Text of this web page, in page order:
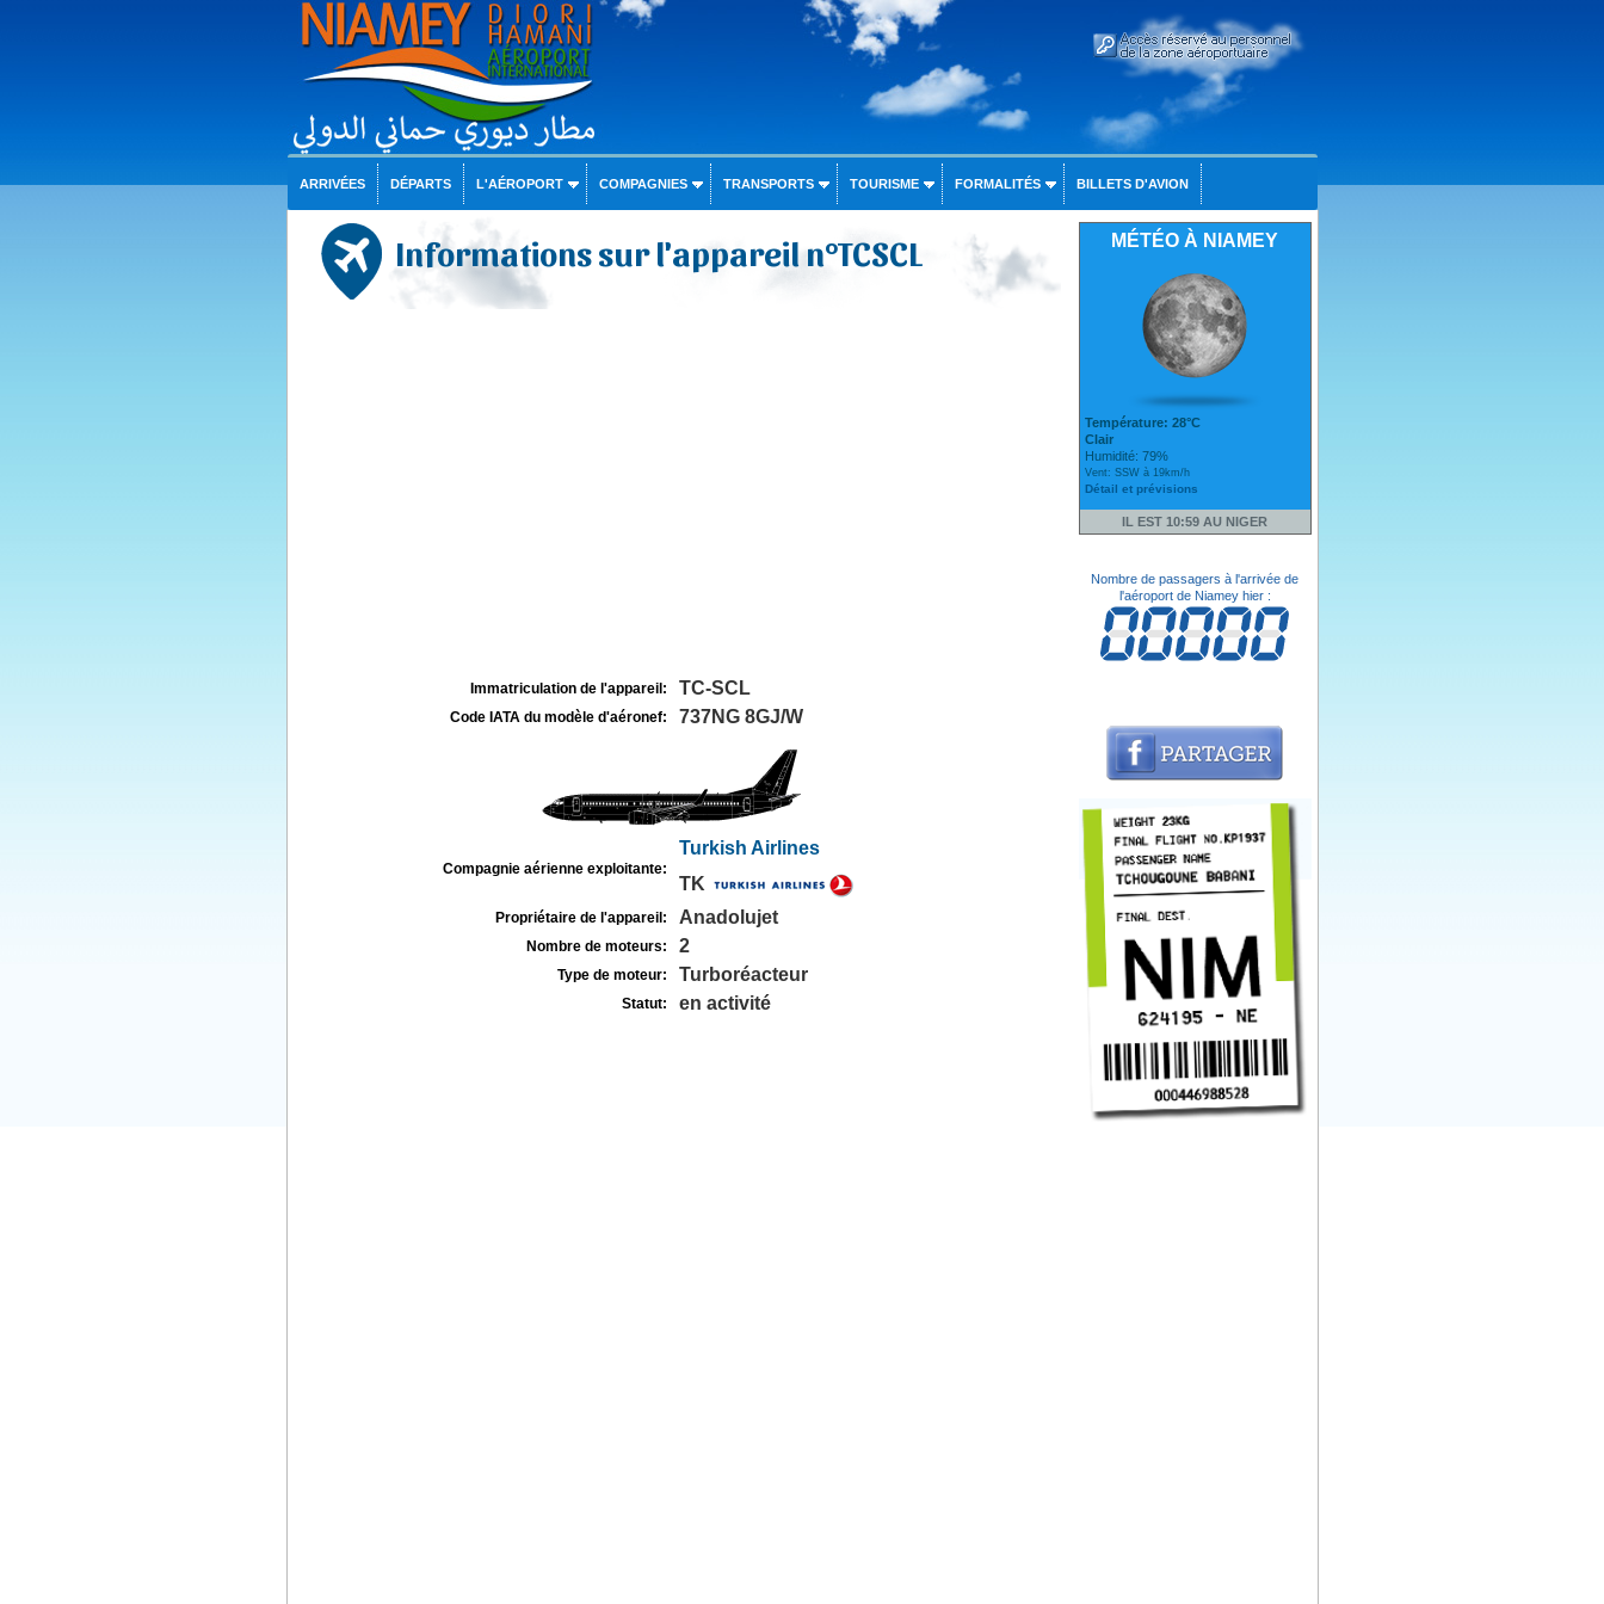
ARRIVÉES DÉPARTS L'AÉROPORT COMPAGNIES TRANSPORTS TOURISME FORMALITÉS BILLETS D'AVION
Informations sur l'appareil n°TCSCL
Immatriculation de l'appareil: TC-SCL
Code IATA du modèle d'aéronef: 737NG 8GJ/W
Compagnie aérienne exploitante:
Turkish Airlines
TK
Propriétaire de l'appareil: Anadolujet
Nombre de moteurs: 2
Type de moteur: Turboréacteur
Statut: en activité
MÉTÉO À NIAMEY
Température: 28°C
Clair
Humidité: 79%
Vent: SSW à 19km/h
Détail et prévisions
IL EST 10:59 AU NIGER
Nombre de passagers à l'arrivée de
l'aéroport de Niamey hier :